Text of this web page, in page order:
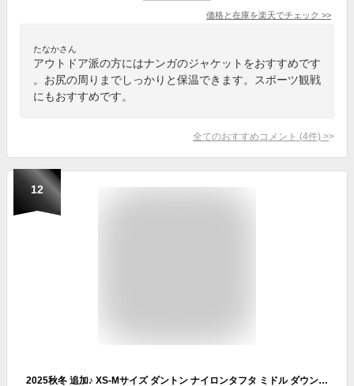
価格と在庫を楽天でチェック >>
たなかさん
アウトドア派の方にはナンガのジャケットをおすすめです
。お尻の周りまでしっかりと保温できます。スポーツ観戦
にもおすすめです。
全てのおすすめコメント (4件) >
12
2025秋冬 追加♪ XS-Mサイズ ダントン ナイロンタフタ ミドル ダウン フード コート ゆったりサイズ レディース DANTON